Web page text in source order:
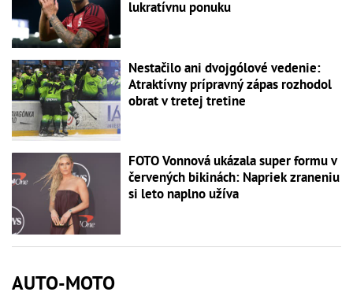
lukratívnu ponuku
Nestačilo ani dvojgólové vedenie:
Atraktívny prípravný zápas rozhodol
obrat v tretej tretine
FOTO Vonnová ukázala super formu v
červených bikinách: Napriek zraneniu
si leto naplno užíva
AUTO-MOTO